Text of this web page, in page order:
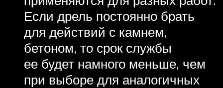
Если дрель постоянно брать
для действий с камнем,
бетоном, то срок службы
ее будет намного меньше, чем
при выборе для аналогичных